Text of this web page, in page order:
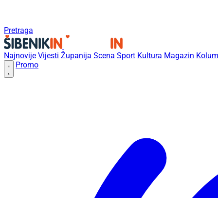
Pretraga
Najnovije Vijesti Županija Scena Sport Kultura Magazin
Promo